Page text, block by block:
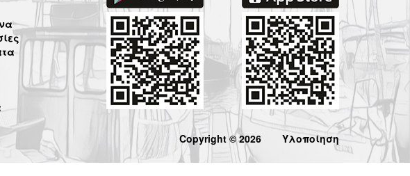
Copyright © 2026 Υλοποίηση